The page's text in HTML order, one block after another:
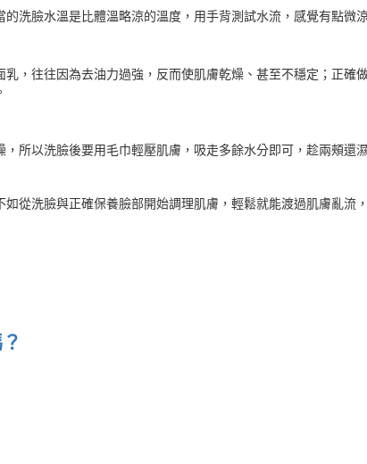
洗臉水溫是比體溫略涼的溫度，用手背測試水流，感覺有點微
，往往因為去油力過強，反而使肌膚乾燥、甚至不穩定；正
所以洗臉後要用毛巾輕壓肌膚，吸走多餘水分即可，趁兩頰還
從洗臉與正確保養臉部開始調理肌膚，輕鬆就能渡過肌膚亂